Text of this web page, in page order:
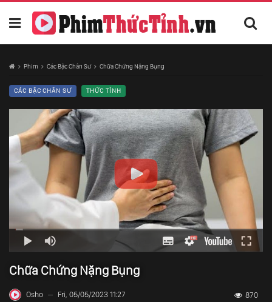
Phim Các Bậc Chân Sư Chữa Chứng Nặng Bụng
CÁC BẬC CHÂN SƯ THỨC TỈNH
Chữa Chứng Nặng Bụng
Osho — Fri, 05/05/2023 11:27 870